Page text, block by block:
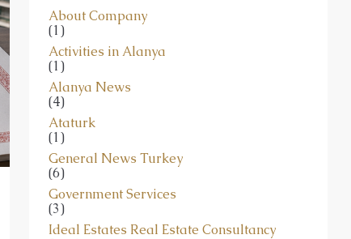
About Company
(1)
Activities in Alanya
(1)
Alanya News
(4)
Ataturk
(1)
General News Turkey
(6)
Government Services
(3)